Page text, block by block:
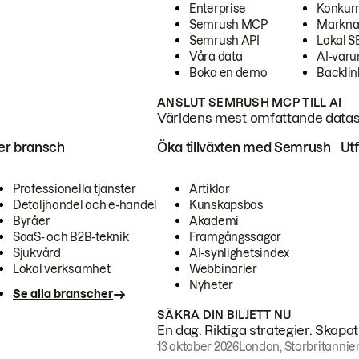
Enterprise
Semrush MCP
Semrush API
Våra data
Boka en demo
Lokal
AI-
ANSLUT SEMRUSH MCP TILL AI
Världens mest omfattande
bransch
Professionella tjänster
Detaljhandel och e-handel
Byråer
SaaS- och B2B-teknik
Sjukvård
Lokal verksamhet
Se alla branscher
Öka tillväxten med Semrush
Artiklar
Kunskapsbas
Akademi
Framgångssagor
AI-synlighetsindex
Webbinarier
Nyheter
SÄKRA DIN BILJETT NU
En dag. Riktiga strategier.
13 oktober 2026London,